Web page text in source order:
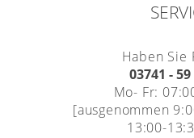
Haben Sie
03741 -
Mo- Fr:
[ausgenommen
13:00-